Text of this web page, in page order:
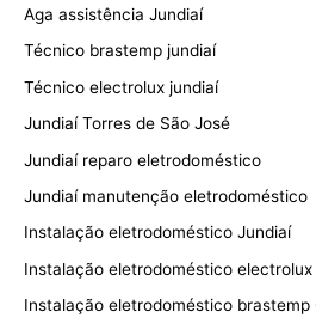
Aga assistência Jundiaí
Técnico brastemp jundiaí
Técnico electrolux jundiaí
Jundiaí Torres de São José
Jundiaí reparo eletrodoméstico
Jundiaí manutenção eletrodoméstico
Instalação eletrodoméstico Jundiaí
Instalação eletrodoméstico
Instalação eletrodoméstico brastemp